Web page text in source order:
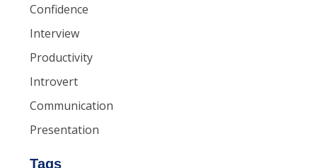
Confidence
Interview
Productivity
Introvert
Communication
Presentation
Tags